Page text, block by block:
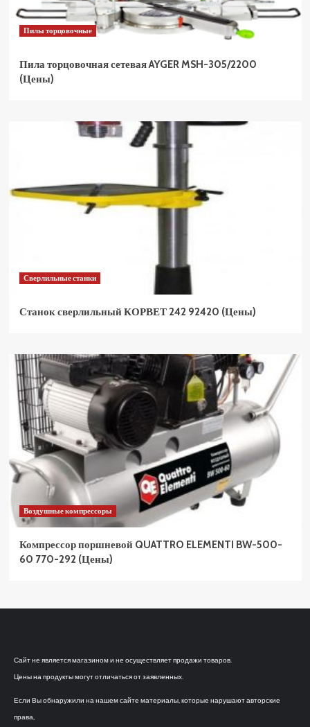
Пилы торцовочные
Пила торцовочная сетевая AYGER MSH-305/2200
(Цены)
Сверлильные станки
Станок сверлильный КОРВЕТ 242 92420 (Цены)
Воздушные компрессоры
Компрессор поршневой QUATTRO ELEMENTI BW-500-
60 770-292 (Цены)
Сайт не является магазином и не осуществляет продажи товаров.
Цены на продукты могут отличаться от заявленных.
Если Вы обнаружили на нашем сайте материалы, которые нарушают авторские
права,